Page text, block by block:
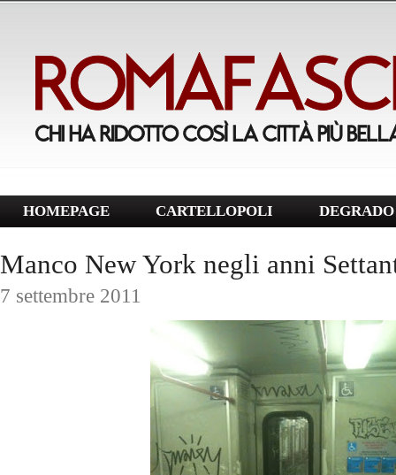
HOMEPAGE CARTELLOPOLI
Manco New York negli anni
7 settembre 2011